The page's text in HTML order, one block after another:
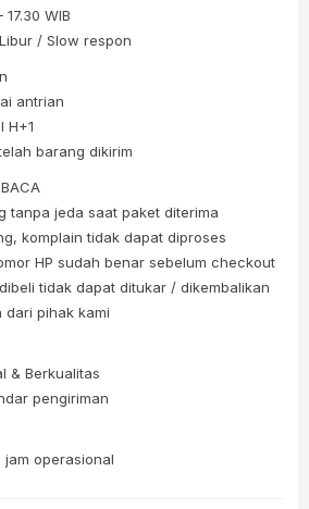
WIB
/ Slow respon
antrian
H+1
barang dikirim
tanpa jeda saat paket diterima
komplain tidak dapat diproses
HP sudah benar sebelum checkout
tidak dapat ditukar / dikembalikan
pihak kami
& Berkualitas
pengiriman
jam operasional